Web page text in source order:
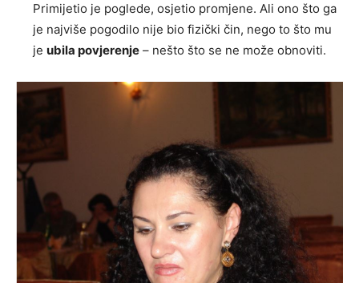
Primijetio je poglede, osjetio promjene. Ali ono što ga
je najviše pogodilo nije bio fizički čin, nego to što mu
je ubila povjerenje – nešto što se ne može obnoviti.